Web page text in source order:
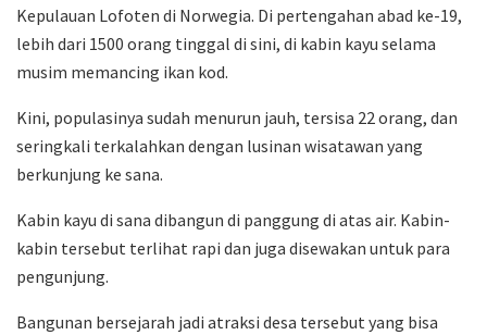
Kepulauan Lofoten di Norwegia. Di pertengahan abad ke-19,
lebih dari 1500 orang tinggal di sini, di kabin kayu selama
musim memancing ikan kod.
Kini, populasinya sudah menurun jauh, tersisa 22 orang, dan
seringkali terkalahkan dengan lusinan wisatawan yang
berkunjung ke sana.
Kabin kayu di sana dibangun di panggung di atas air. Kabin-
kabin tersebut terlihat rapi dan juga disewakan untuk para
pengunjung.
Bangunan bersejarah jadi atraksi desa tersebut yang bisa